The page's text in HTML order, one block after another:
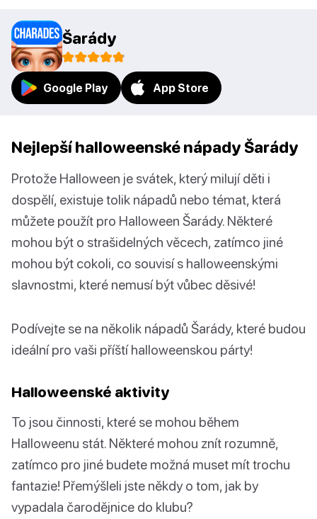
Šarády
Google Play App Store
Nejlepší halloweenské nápady Šarády
Protože Halloween je svátek, který milují děti i
dospělí, existuje tolik nápadů nebo témat, která
můžete použít pro Halloween Šarády. Některé
mohou být o strašidelných věcech, zatímco jiné
mohou být cokoli, co souvisí s halloweenskými
slavnostmi, které nemusí být vůbec děsivé!
Podívejte se na několik nápadů Šarády, které budou
ideální pro vaši příští halloweenskou párty!
Halloweenské aktivity
To jsou činnosti, které se mohou během
Halloweenu stát. Některé mohou znít rozumně,
zatímco pro jiné budete možná muset mít trochu
fantazie! Přemýšleli jste někdy o tom, jak by
vypadala čarodějnice do klubu?